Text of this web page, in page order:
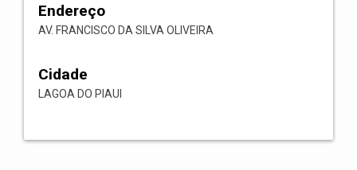
Endereço
AV. FRANCISCO DA SILVA OLIVEIRA
Cidade
LAGOA DO PIAUI